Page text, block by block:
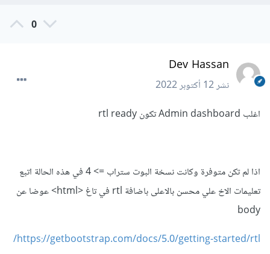
0
Dev Hassan
نشر12 أكتوبر 2022
اغلب Admin dashboard تكون rtl ready
اذا لم تكن متوفرة وكانت نسخة البوت ستراب => 4 في هذه الحالة اتبع
تعليمات الاخ علي محسن بالاعلى باضافة rtl في تاغ <html> عوضا عن
body
https://getbootstrap.com/docs/5.0/getting-started/rtl/